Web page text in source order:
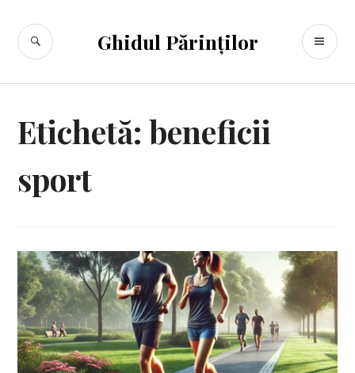
conținut
Ghidul Părinților
CĂUTARE
Etichetă:beneficii
sport